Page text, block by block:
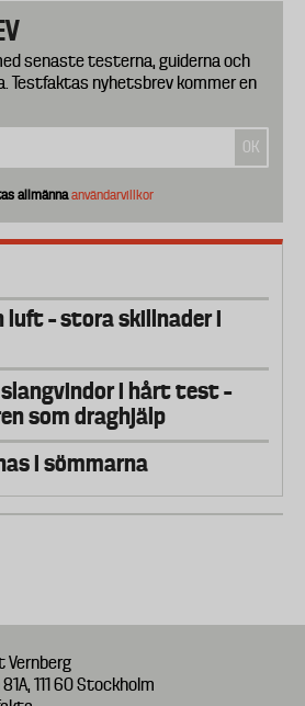
senaste testerna, guiderna och
Testfaktas nyhetsbrev kommer en
allmännaanvändarvillkor
luft – stora skillnader i
i hårt test –
som draghjälp
i sömmarna
Vernberg
111 60 Stockholm